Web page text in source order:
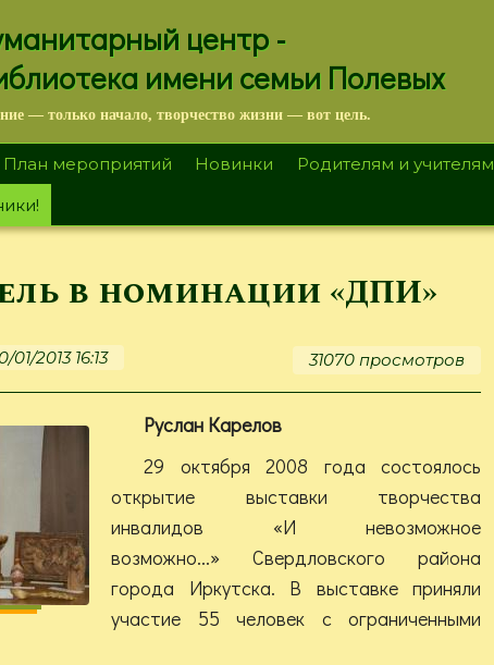
центр -
имени семьи Полевых
— только начало, творчество жизни — вот цель.
План мероприятий Новинки Родителям и учителям
в номинации «ДПИ»
2013 16:13 31070 просмотров
Руслан Карелов
29 октября 2008 года состоялось
открытие выставки творчества
инвалидов «И невозможное
возможно...» Свердловского района
города Иркутска. В выставке приняли
участие 55 человек с ограниченными